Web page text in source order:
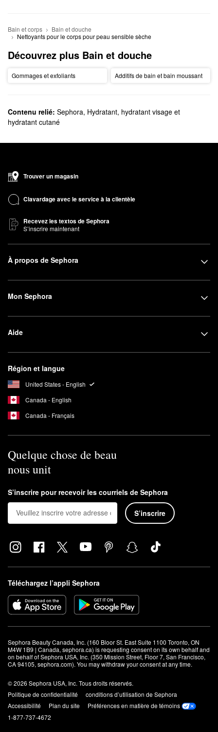
Bain et corps
Bain et douche
Nettoyants pour le corps pour peau sensible sèche
Découvrez plus Bain et douche
Gommages et exfoliants Additifs de bain et bain moussant
Contenu relié: Sephora, Hydratant, hydratant visage et
hydratant cutané
Trouver un magasin
Clavardage avec le service à la clientèle
Recevez les textos de Sephora
S’inscrire maintenant
À propos de Sephora
Mon Sephora
Aide
Région et langue
United States - English
Canada - English
Canada - Français
Quelque chose de beau
nous unit
S’inscrire pour recevoir les courriels de Sephora
S’inscrire
Téléchargez l’appli Sephora
Sephora Beauty Canada, Inc. (160 Bloor St. East Suite 1100 Toronto, ON
M4W 1B9 | Canada, sephora.ca) is requesting consent on its own behalf and
on behalf of Sephora USA, Inc. (350 Mission Street, Floor 7, San Francisco,
CA 94105, sephora.com). You may withdraw your consent at any time.
© 2026 Sephora USA, Inc. Tous droits réservés.
Politique de confidentialité
conditions d’utilisation de Sephora
Accessibilité
Plan du site
Préférences en matière de témoins
1-877-737-4672